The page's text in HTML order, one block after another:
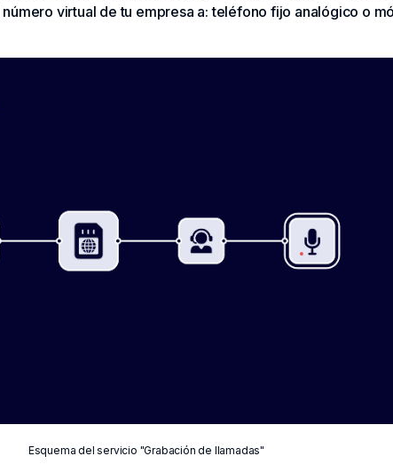
virtual de tu empresa a: teléfono fijo analógico o
Esquema del servicio "Grabación de llamadas"